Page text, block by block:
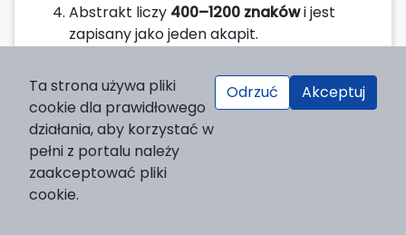
Abstrakt liczy 400–1200 znakówi jest
zapisany jako jeden akapit.
maks. 6 słów kluczowych, w tym –
tam, gdzie to właściwe –oznaczenia SDG.
Wszystkierycinyi zdjęcia w manuskrypcie
są ponumerowane, mają tytuły i – jeśli
dotyczy – podane źródła.
Ta strona używa pliki
cookie dla prawidłowego
działania, aby korzystać w
pełni z portalu należy
zaakceptować pliki
cookie.
Odrzuć Akceptuj